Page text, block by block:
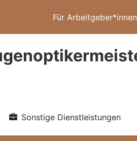
Für Arbeitgeber*innen
Sonstige Dienstleistungen